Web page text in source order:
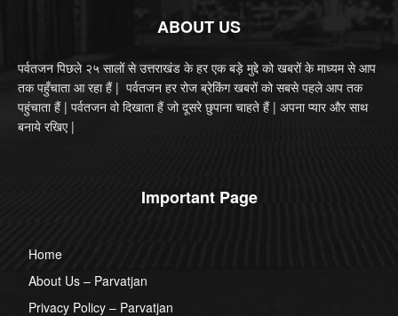
ABOUT US
पर्वतजन पिछले २५ सालों से उत्तराखंड के हर एक बड़े मुद्दे को खबरों के माध्यम से आप
तक पहुँचाता आ रहा हैं | पर्वतजन हर रोज ब्रेकिंग खबरों को सबसे पहले आप तक
पहुंचाता हैं | पर्वतजन वो दिखाता हैं जो दूसरे छुपाना चाहते हैं | अपना प्यार और साथ
बनाये रखिए |
Important Page
Home
About Us – Parvatjan
Privacy Policy – Parvatjan